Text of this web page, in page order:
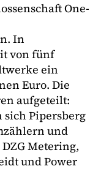
One-
In
von fünf
ein
Euro. Die
aufgeteilt:
sich Pipersberg
und
Metering,
und Power